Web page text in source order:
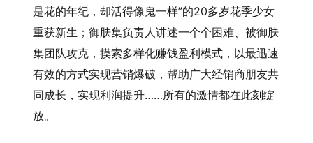
是花的年纪，却活得像鬼一样”的20多岁花季少女
重获新生；御肤集负责人讲述一个个困难、被御肤
集团队攻克，摸索多样化赚钱盈利模式，以最迅速
有效的方式实现营销爆破，帮助广大经销商朋友共
同成长，实现利润提升……所有的激情都在此刻绽
放。